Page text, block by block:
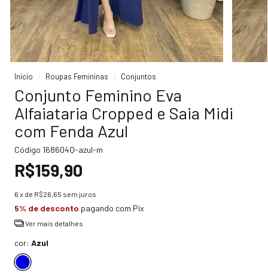
Início Roupas Femininas Conjuntos
Conjunto Feminino Eva
Alfaiataria Cropped e Saia Midi
com Fenda Azul
Código 168604Q-azul-m
R$159,90
6 x de R$26,65 sem juros
5% de desconto pagando com Pix
Ver mais detalhes
cor: Azul